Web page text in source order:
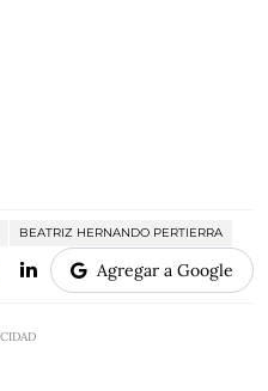
BEATRIZ HERNANDO PERTIERRA
Agregar a Google